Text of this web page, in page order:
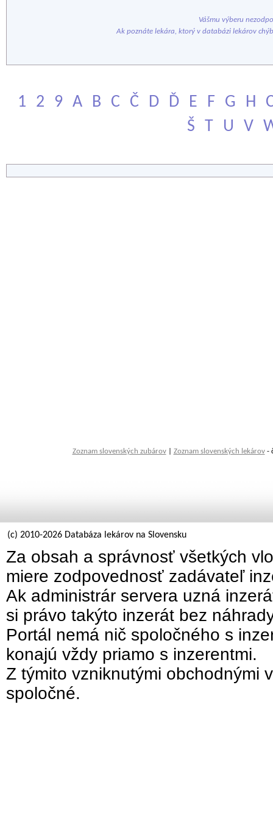
Vášmu výberu
Ak poznáte lekára, ktorý v databázi lekárov
1 2 9 A B C Č D Ď E F G H
Š
T U V
Zoznam slovenských zubárov| Zoznam slovenských lekárov-
(c) 2010-2026 Databáza lekárov na Slovensku
Za obsah a správnosť všetkých
miere zodpovednosť zadávateľ
Ak administrár servera uzná
si právo takýto inzerát bez
Portál nemá nič spoločného s
konajú vždy priamo s inzerentmi.
Z týmito vzniknutými obchodnými
spoločné.